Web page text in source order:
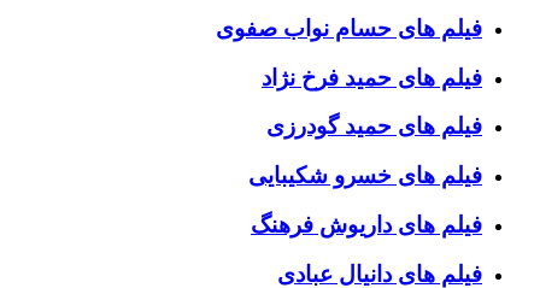
فیلم های حسام نواب صفوی
فیلم های حمید فرخ نژاد
فیلم های حمید گودرزی
فیلم های خسرو شکیبایی
فیلم های داریوش فرهنگ
فیلم های دانیال عبادی